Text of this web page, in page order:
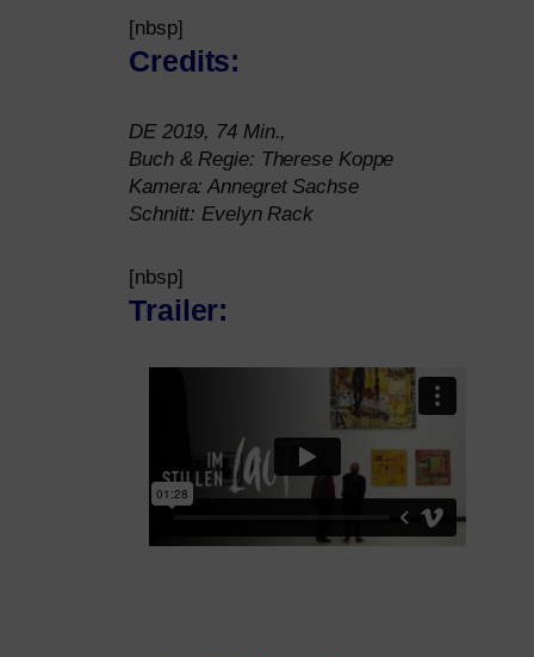
[nbsp]
Credits:
DE2019, 74 Min.,
Buch & Regie: Therese Koppe
Kamera: Annegret Sachse
Schnitt: Evelyn Rack
[nbsp]
Trailer: